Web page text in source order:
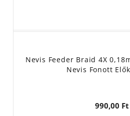
Nevis Feeder Braid 4X
Nevis Fonott
990,00 Ft